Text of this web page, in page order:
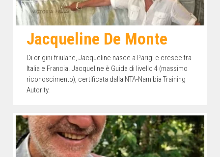
Jacqueline De Monte
Di origini friulane, Jacqueline nasce a Parigi e cresce tra
Italia e Francia. Jacqueline è Guida di livello 4 (massimo
riconoscimento), certificata dalla NTA-Namibia Training
Autority.